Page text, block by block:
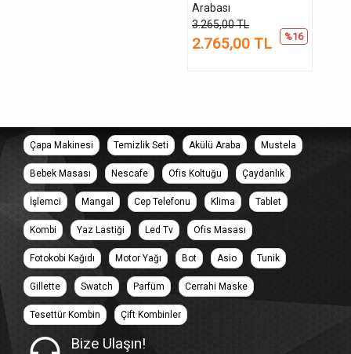
Arabası
3.265,00 TL
%16
2.765,00 TL
Çapa Makinesi Temizlik Seti Akülü Araba Mustela
Bebek Masası Nescafe Ofis Koltuğu Çaydanlık
İşlemci Mangal Cep Telefonu Klima Tablet
Kombi Yaz Lastiği Led Tv Ofis Masası
Fotokobi Kağıdı Motor Yağı Bot Asio Tunik
Gillette Swatch Parfüm Cerrahi Maske
Tesettür Kombin Çift Kombinler
Bize Ulaşın!